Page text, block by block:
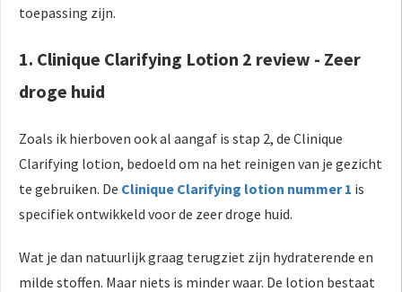
toepassing zijn.
1. Clinique Clarifying Lotion 2 review - Zeer
droge huid
Zoals ik hierboven ook al aangaf is stap 2, de Clinique
Clarifying lotion, bedoeld om na het reinigen van je gezicht
te gebruiken. De Clinique Clarifying lotion nummer 1 is
specifiek ontwikkeld voor de zeer droge huid.
Wat je dan natuurlijk graag terugziet zijn hydraterende en
milde stoffen. Maar niets is minder waar. De lotion bestaat